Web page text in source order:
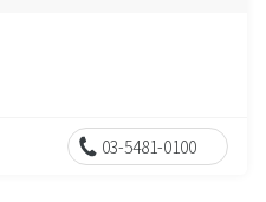
03-5481-0100